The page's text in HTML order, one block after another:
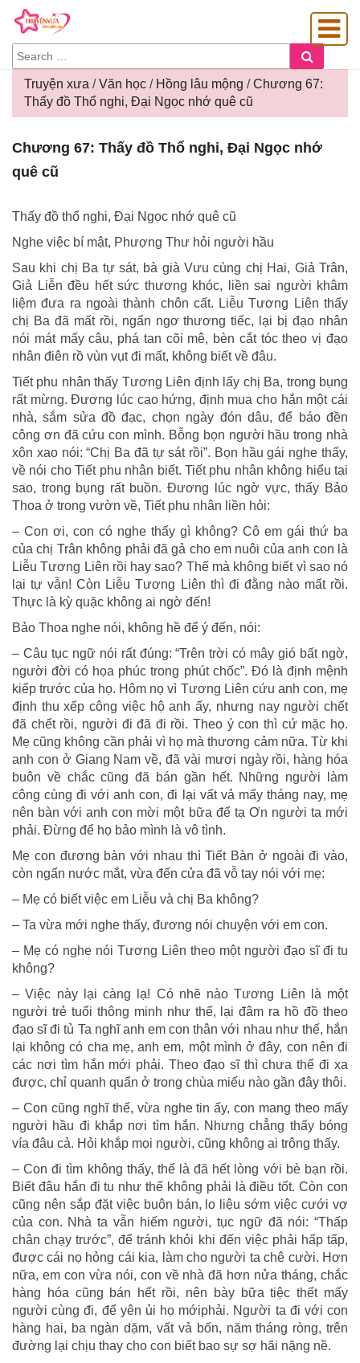
SEARCH
FOR:
Truyện xưa /Văn học / Hồng lâu mộng /Chương 67:
Thấy đồ Thổ nghi, Đại Ngọc nhớ quê cũ
67:
Thổ
nghi,
Đại
Ngọc
nhớ
quê
cũ
Chương 67: Thấy đồ Thổ nghi, Đại Ngọc nhớ
quê cũ
Thấy đồ thổ nghi, Đại Ngọc nhớ quê cũ
Nghe việc bí mật, Phượng Thư hỏi người hầu
Sau khi chị Ba tự sát, bà già Vưu cùng chị Hai, Giả Trân,
Giả Liễn đều hết sức thương khóc, liền sai người khâm
liệm đưa ra ngoài thành chôn cất. Liễu Tương Liên thấy
chị Ba đã mất rồi, ngẩn ngơ thương tiếc, lại bị đạo nhân
nói mát mấy câu, phá tan cõi mê, bèn cắt tóc theo vị đạo
nhân điên rồ vùn vụt đi mất, không biết về đâu.
Tiết phu nhân thấy Tương Liên định lấy chị Ba, trong bụng
rất mừng. Đương lúc cao hứng, định mua cho hắn một cái
nhà, sắm sửa đồ đạc, chọn ngày đón dâu, để báo đền
công ơn đã cứu con mình. Bỗng bọn người hầu trong nhà
xôn xao nói: “Chị Ba đã tự sát rồi”. Bọn hầu gái nghe thấy,
về nói cho Tiết phu nhân biết. Tiết phu nhân không hiểu tại
sao, trong bụng rất buồn. Đương lúc ngờ vực, thấy Bảo
Thoa ở trong vườn về, Tiết phu nhân liền hỏi:
– Con ơi, con có nghe thấy gì không? Cô em gái thứ ba
của chị Trân không phải đã gả cho em nuôi của anh con là
Liễu Tương Liên rồi hay sao? Thế mà không biết vì sao nó
lại tự vẫn! Còn Liễu Tương Liên thì đi đằng nào mất rồi.
Thực là kỳ quặc không ai ngờ đến!
Bảo Thoa nghe nói, không hề để ý đến, nói:
– Câu tục ngữ nói rất đúng: “Trên trời có mây gió bất ngờ,
người đời có họa phúc trong phút chốc”. Đó là định mệnh
kiếp trước của họ. Hôm nọ vì Tương Liên cứu anh con, mẹ
định thu xếp công việc hộ anh ấy, nhưng nay người chết
đã chết rồi, người đi đã đi rồi. Theo ý con thì cứ mặc họ.
Mẹ cũng không cần phải vì họ mà thương cảm nữa. Từ khi
anh con ở Giang Nam về, đã vài mươi ngày rồi, hàng hóa
buôn về chắc cũng đã bán gần hết. Những người làm
công cùng đi với anh con, đi lại vất vả mấy tháng nay, mẹ
nên bàn với anh con mời một bữa để tạ Ơn người ta mới
phải. Đừng để họ bảo mình là vô tình.
Mẹ con đương bàn với nhau thì Tiết Bàn ở ngoài đi vào,
còn ngấn nước mắt, vừa đến cửa đã vỗ tay nói với mẹ:
– Mẹ có biết việc em Liễu và chị Ba không?
– Ta vừa mới nghe thấy, đương nói chuyện với em con.
– Mẹ có nghe nói Tương Liên theo một người đạo sĩ đi tu
không?
– Việc này lại càng lạ! Có nhẽ nào Tương Liên là một
người trẻ tuổi thông minh như thế, lại đâm ra hồ đồ theo
đạo sĩ đi tủ Ta nghĩ anh em con thân với nhau như thế, hắn
lại không có cha mẹ, anh em, một mình ở đây, con nên đi
các nơi tìm hắn mới phải. Theo đạo sĩ thì chưa thể đi xa
được, chỉ quanh quẩn ở trong chùa miếu nào gần đây thôi.
– Con cũng nghĩ thế, vừa nghe tin ấy, con mang theo mấy
người hầu đi khắp nơi tìm hắn. Nhưng chẳng thấy bóng
vía đâu cả. Hỏi khắp mọi người, cũng không ai trông thấy.
– Con đi tìm không thấy, thế là đã hết lòng với bè bạn rồi.
Biết đâu hắn đi tu như thế không phải là điều tốt. Còn con
cũng nên sắp đặt việc buôn bán, lo liệu sớm việc cưới vợ
của con. Nhà ta vẫn hiếm người, tục ngữ đã nói: “Thấp
chân chạy trước”, để tránh khỏi khi đến việc phải hấp tấp,
được cái nọ hỏng cái kia, làm cho người ta chê cười. Hơn
nữa, em con vừa nói, con về nhà đã hơn nửa tháng, chắc
hàng hóa cũng bán hết rồi, nên bày bữa tiệc thết mấy
người cùng đi, để yên ủi họ mớiphải. Người ta đi với con
hàng hai, ba ngàn dặm, vất vả bốn, năm tháng ròng, trên
đường lại chịu thay cho con biết bao sự sợ hãi nặng nề.